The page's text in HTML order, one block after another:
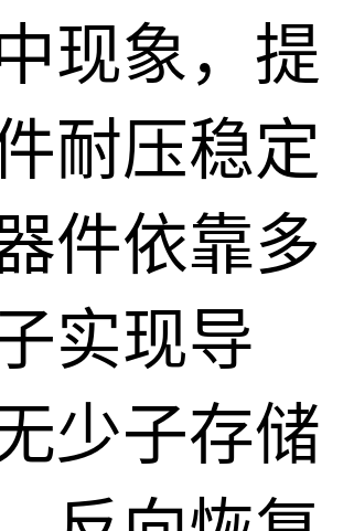
现象，提
耐压稳定
件依靠多
实现导
少子存储